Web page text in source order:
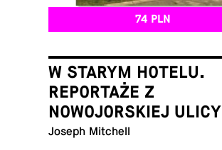
74 PLN
W STARYM HOTELU.
REPORTAŻE Z
NOWOJORSKIEJ ULICY
Joseph Mitchell